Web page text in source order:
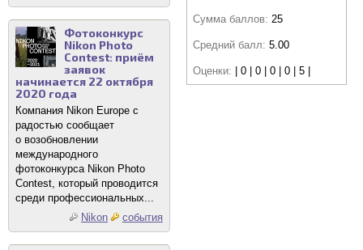
Фотоконкурс
Nikon Photo
Contest: приём
заявок
начинается 22 октября
2020 года
Компания Nikon Europe с
радостью сообщает
о возобновлении
международного
фотоконкурса Nikon Photo
Contest, который проводится
среди профессиональных...
Nikon
события
Сумма баллов: 25
Средний балл: 5.00
Оценки: | 0 | 0 | 0 | 0 | 5 |